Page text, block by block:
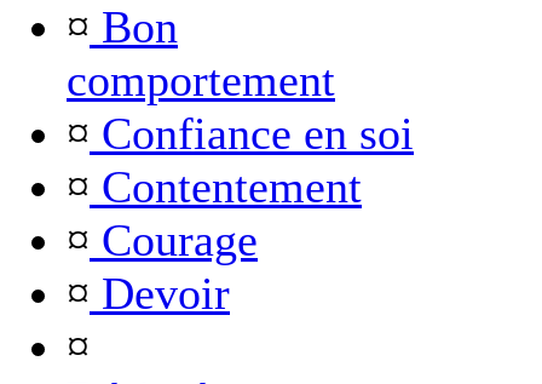
¤ Bon
comportement
¤ Confiance en soi
¤ Contentement
¤ Courage
¤ Devoir
¤